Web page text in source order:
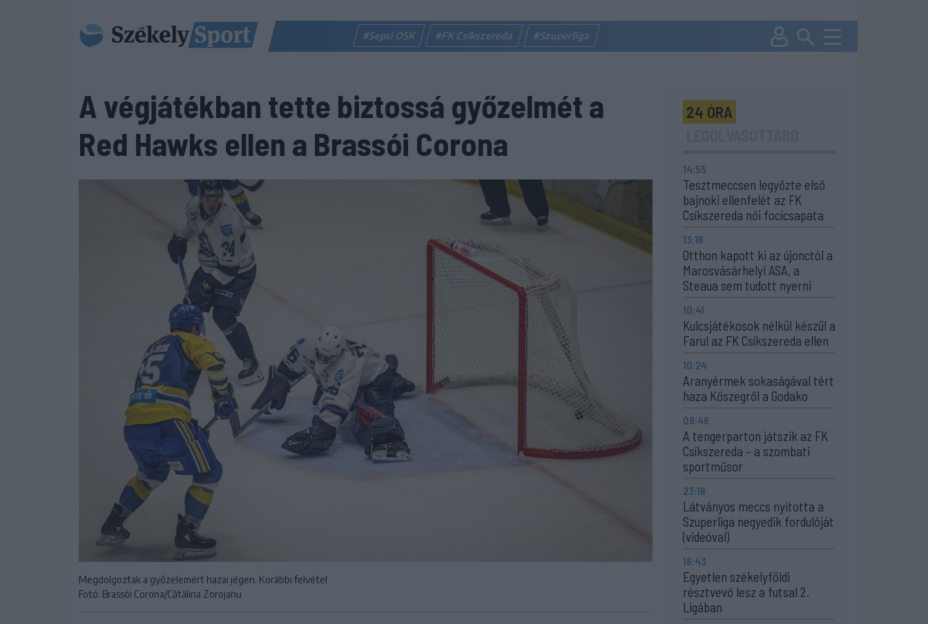
#Sepsi OSK #FK Csíkszereda #Szuperliga
A végjátékban tette biztossá győzelmét a
Red Hawks ellen a Brassói Corona
Megdolgoztak a győzelemért hazai jégen. Korábbi felvétel
Fotó: Brassói Corona/Cătălina Zorojanu
24 ÓRA
14:55
Tesztmeccsen legyőzte első
bajnoki ellenfelét az FK
Csíkszereda női focicsapata
13:16
Otthon kapott ki az újonctól a
Marosvásárhelyi ASA, a
Steaua sem tudott nyerni
10:41
Kulcsjátékosok nélkül készül a
Farul az FK Csíkszereda ellen
10:24
Aranyérmek sokaságával tért
haza Kőszegről a Godako
09:46
A tengerparton játszik az FK
Csíkszereda – a szombati
sportműsor
23:18
Látványos meccs nyitotta a
Szuperliga negyedik fordulóját
(videóval)
16:43
Egyetlen székelyföldi
résztvevő lesz a futsal 2.
Ligában